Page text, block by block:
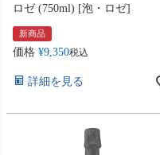
ロゼ (750ml) [泡・ロゼ]
新商品
価格 ¥9,350税込
詳細を見る